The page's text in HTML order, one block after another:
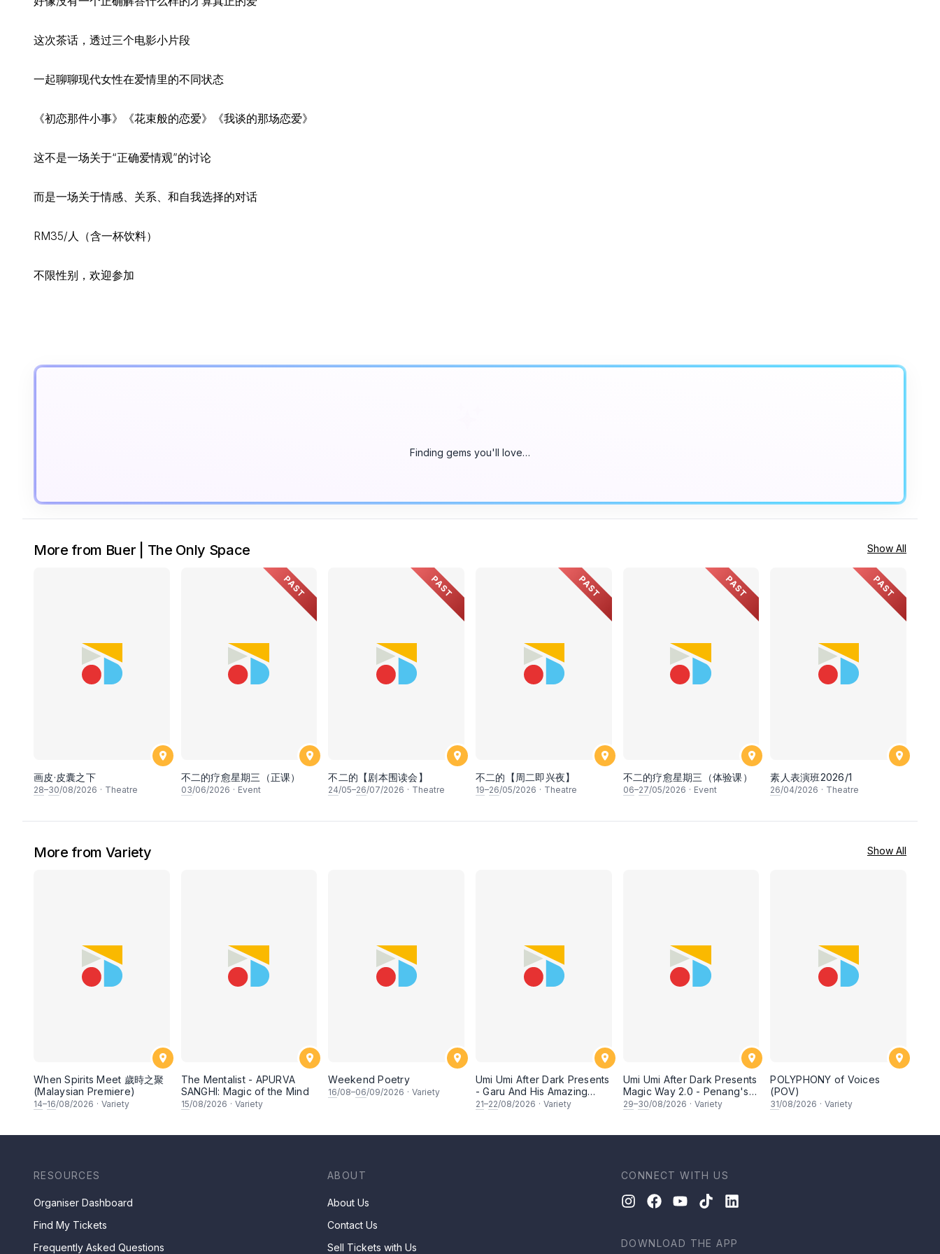
这次茶话，透过三个电影小片段
一起聊聊现代女性在爱情里的不同状态
《初恋那件小事》《花束般的恋爱》《我谈的那场恋爱》
这不是一场关于“正确爱情观”的讨论
而是一场关于情感、关系、和自我选择的对话
RM35/人（含一杯饮料）
不限性别，欢迎参加
Finding gems you'll love…
More from Buer | The Only Space Show All
画皮·皮囊之下
28–30/08/2026 · Theatre
PAST
不二的疗愈星期三（正课）
03/06/2026 · Event
PAST
不二的【剧本围读会】
24/05–26/07/2026 · Theatre
PAST
不二的【周二即兴夜】
19–26/05/2026 · Theatre
PAST
不二的疗愈星期三（体验课）
06–27/05/2026 · Event
PAST
素人表演班2026/1
26/04/2026 · Theatre
More from Variety Show All
When Spirits Meet 歲時之聚
(Malaysian Premiere)
14–16/08/2026 · Variety
The Mentalist - APURVA
SANGHI: Magic of the Mind
15/08/2026 · Variety
Weekend Poetry
16/08–06/09/2026 · Variety
Umi Umi After Dark Presents
- Garu And His Amazing
Friends
21–22/08/2026 · Variety
Umi Umi After Dark Presents
Magic Way 2.0 - Penang's
Own Magicians Return
29–30/08/2026 · Variety
POLYPHONY of Voices
(POV)
31/08/2026 · Variety
RESOURCES
Organiser Dashboard
Find My Tickets
Frequently Asked Questions
ABOUT
About Us
Contact Us
Sell Tickets with Us
CONNECT WITH US
DOWNLOAD THE APP